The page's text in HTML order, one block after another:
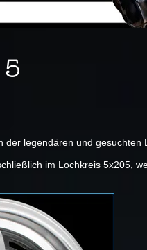
5
der legendären und
im Lochkreis 5x205,